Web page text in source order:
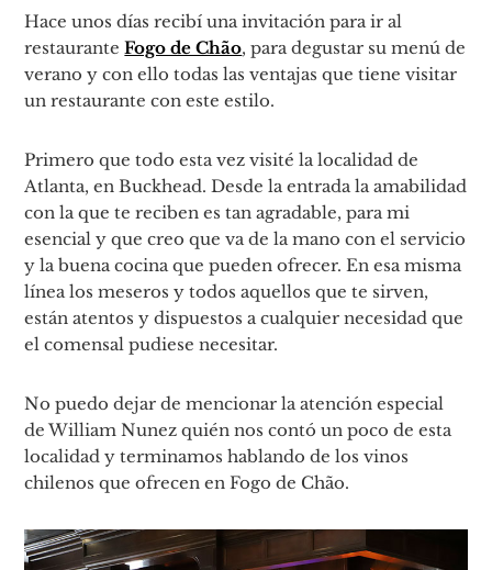
Hace unos días recibí una invitación para ir al
restauranteFogo de Chão, para degustar su menú de
verano y con ello todas las ventajas que tiene visitar
un restaurante con este estilo.
Primero que todo esta vez visité la localidad de
Atlanta, en Buckhead. Desde la entrada la amabilidad
con la que te reciben es tan agradable, para mi
esencial y que creo que va de la mano con el servicio
y la buena cocina que pueden ofrecer. En esa misma
línea los meseros y todos aquellos que te sirven,
están atentos y dispuestos a cualquier necesidad que
el comensal pudiese necesitar.
No puedo dejar de mencionar la atención especial
de William Nunez quién nos contó un poco de esta
localidad y terminamos hablando de los vinos
chilenos que ofrecen en Fogo de Chão.